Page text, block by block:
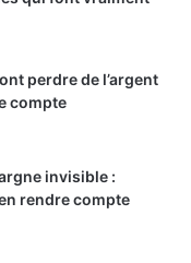
perdre de l’argent
compte
invisible :
rendre compte